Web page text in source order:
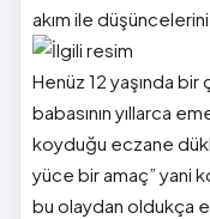
akım ile
Henüz 12 yaşında
babasının yıllarca
koyduğu eczane
yüce bir amaç” yani
bu olaydan oldukça